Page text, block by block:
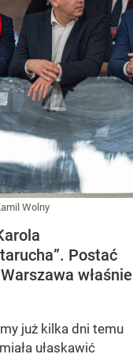
Wolny
Postać
właśnie
już kilka dni temu
ułaskawić